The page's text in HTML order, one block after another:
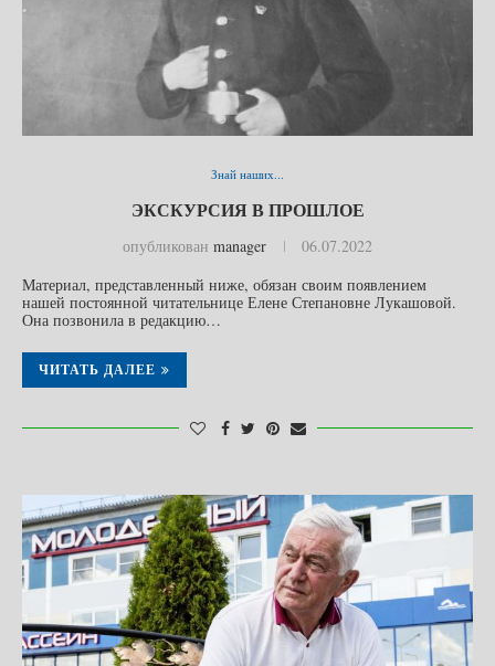
Знай наших...
ЭКСКУРСИЯ В ПРОШЛОЕ
опубликован manager
06.07.2022
Материал, представленный ниже, обязан своим появлением
нашей постоянной читательнице Елене Степановне Лукашовой.
Она позвонила в редакцию…
ЧИТАТЬ ДАЛЕЕ